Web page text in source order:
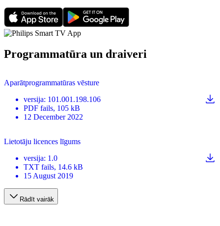
Programmatūra un draiveri
Aparātprogrammatūras vēsture
versija: 101.001.198.106
PDF fails, 105 kB
12 December 2022
Lietotāju licences līgums
versija: 1.0
TXT fails, 14.6 kB
15 August 2019
Rādīt vairāk